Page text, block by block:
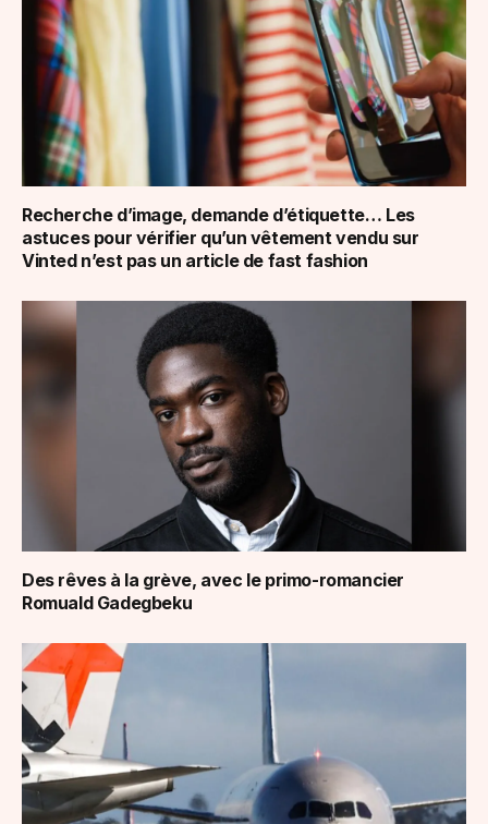
Recherche d’image, demande d’étiquette… Les
astuces pour vérifier qu’un vêtement vendu sur
Vinted n’est pas un article de fast fashion
Des rêves à la grève, avec le primo-romancier
Romuald Gadegbeku